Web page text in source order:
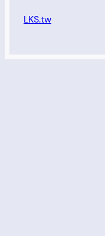
LKS.tw